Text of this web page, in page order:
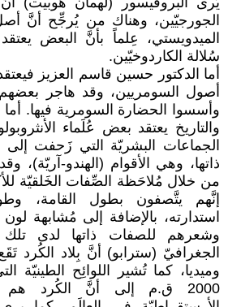
الجورجيّين، وهناك من يُرجِّح أنَّ
الميدويستي، عِلماً بأنَّ البعض
سُلالة الكاردوخيّين.
أما الدكتور حسين قاسم العزيز
أصول السومريين، وقد هاجر بعضهم
وأسسوا الحضارة السومرية فيها.
والتاريخ يعتقد بعض عُلَماء
الجماعات البشريّة التي زَحفت
ذاتها، وهي الأقوام (الهندو-آريّة)،
من خلال مُلاحَظة الصِّفات الخَلقيّة
إنَّهم يتَّصفون بطول القامة،
استدارته، بالإضافة إلى مُشابهة
وشعرهم للصفات ذاتها لدى تلك
الجغرافيّ (سترابو) أنَّ بِلاد
وميديا، كما تُشير اللوائِح
2000 ق.م إلى أنَّ الكُرد هم